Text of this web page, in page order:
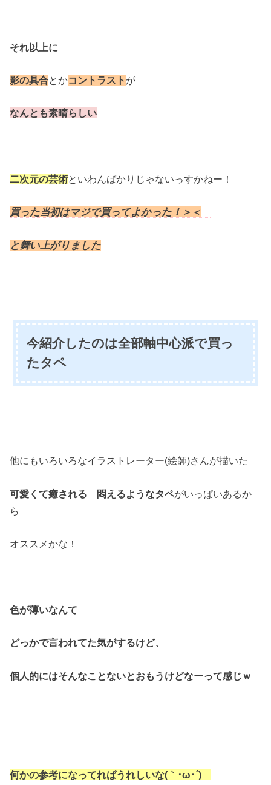
それ以上に
影の具合とかコントラスト が
なんとも素晴らしい
二次元の芸術といわんばかりじゃないっすかねー！
買った当初はマジで買ってよかった！＞＜
と舞い上がりました
今紹介したのは全部軸中心派で買っ
たタペ
他にもいろいろなイラストレーター(絵師)さんが描いた
可愛くて癒される 悶えるようなタペがいっぱいあるか
ら
オススメかな！
色が薄いなんて
どっかで言われてた気がするけど、
個人的にはそんなことないとおもうけどなーって感じｗ
何かの参考になってればうれしいな(｀･ω･´)ゞ